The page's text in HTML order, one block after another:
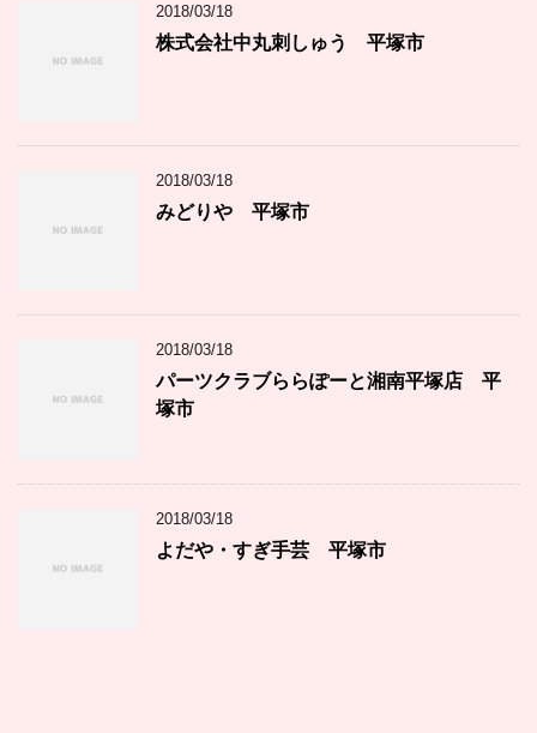
2018/03/18
株式会社中丸刺しゅう 平塚市
2018/03/18
みどりや 平塚市
2018/03/18
パーツクラブららぽーと湘南平塚店 平
塚市
2018/03/18
よだや・すぎ手芸 平塚市